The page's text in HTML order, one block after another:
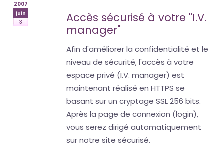
2007
juin
3
Accès sécurisé à votre "I.V.
manager"
Afin d'améliorer la confidentialité et le
niveau de sécurité, l'accès à votre
espace privé (I.V. manager) est
maintenant réalisé en HTTPS se
basant sur un cryptage SSL 256 bits.
Après la page de connexion (login),
vous serez dirigé automatiquement
sur notre site sécurisé.